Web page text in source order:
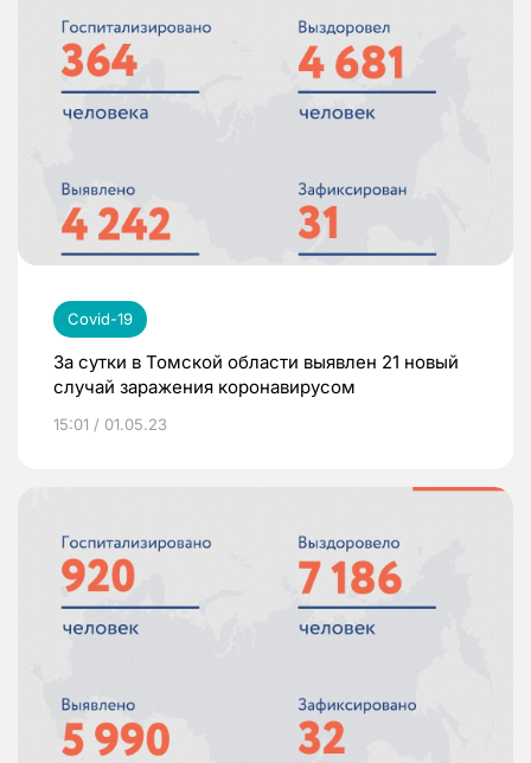
Covid-19
За сутки в Томской области выявлен 21 новый
случай заражения коронавирусом
15:01 / 01.05.23